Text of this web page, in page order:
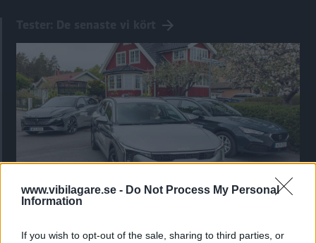
www.vibilagare.se - Do Not Process My Personal
Information
If you wish to opt-out of the sale, sharing to third parties, or
av ”gamlingen”